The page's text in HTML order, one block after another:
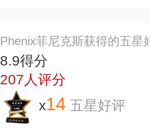
Phenix菲尼克斯获得的五星
8.9得分
207人评分
x14 五星好评